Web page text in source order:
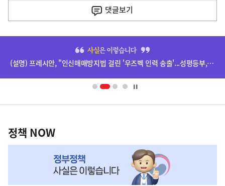
댓글보기
영
(설명) 프레시안, "인신매매방지법 걸린 '우즈벡 인력 송출'...성평등부,노동·법무부에 개선 요청" 관련
책
NOW,
정책 NOW